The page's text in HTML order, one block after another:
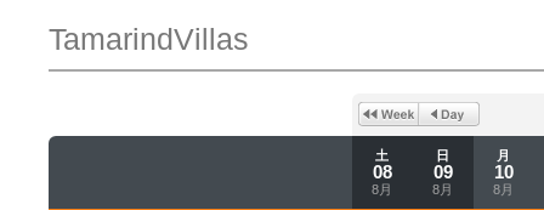
TamarindVillas
土
08
8月
日
09
8月
月
10
8月